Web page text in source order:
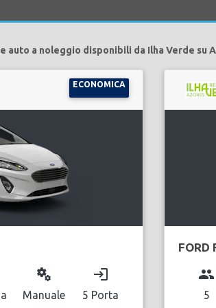
auto a noleggio disponibili da Ilha Verde su
ECONOMICA
miscellaneous_services
Manuale
login
5 Porta
FORD
group
5